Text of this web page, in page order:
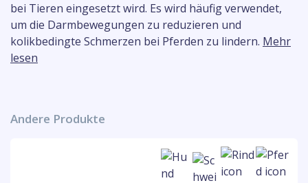
bei Tieren eingesetzt wird. Es wird häufig verwendet,
um die Darmbewegungen zu reduzieren und
kolikbedingte Schmerzen bei Pferden zu lindern. Mehr
lesen
Andere Produkte